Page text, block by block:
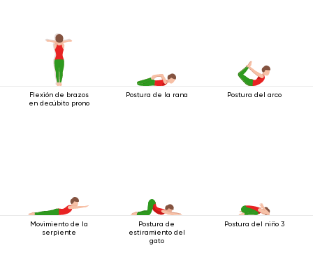
Flexión de brazos
en decúbito prono
Postura de la rana Postura del arco
Movimiento de la
serpiente
Postura de
estiramiento del
gato
Postura del niño 3